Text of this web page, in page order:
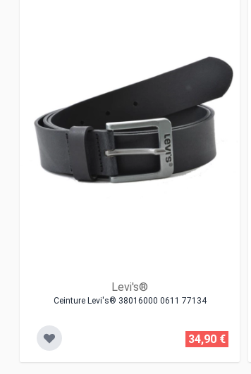
Levi's®
Ceinture Levi's® 38016000 0611 77134
34,90 €